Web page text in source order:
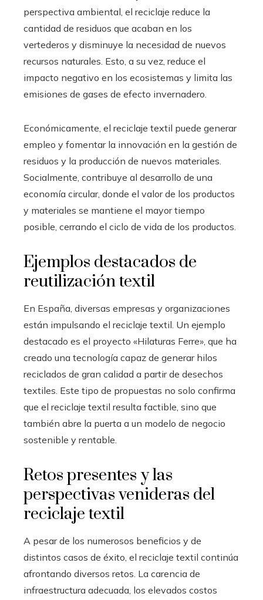
perspectiva ambiental, el reciclaje reduce la
cantidad de residuos que acaban en los
vertederos y disminuye la necesidad de nuevos
recursos naturales. Esto, a su vez, reduce el
impacto negativo en los ecosistemas y limita las
emisiones de gases de efecto invernadero.
Económicamente, el reciclaje textil puede generar
empleo y fomentar la innovación en la gestión de
residuos y la producción de nuevos materiales.
Socialmente, contribuye al desarrollo de una
economía circular, donde el valor de los productos
y materiales se mantiene el mayor tiempo
posible, cerrando el ciclo de vida de los productos.
Ejemplos destacados de
reutilización textil
En España, diversas empresas y organizaciones
están impulsando el reciclaje textil. Un ejemplo
destacado es el proyecto «Hilaturas Ferre», que ha
creado una tecnología capaz de generar hilos
reciclados de gran calidad a partir de desechos
textiles. Este tipo de propuestas no solo confirma
que el reciclaje textil resulta factible, sino que
también abre la puerta a un modelo de negocio
sostenible y rentable.
Retos presentes y las
perspectivas venideras del
reciclaje textil
A pesar de los numerosos beneficios y de
distintos casos de éxito, el reciclaje textil continúa
afrontando diversos retos. La carencia de
infraestructura adecuada, los elevados costos